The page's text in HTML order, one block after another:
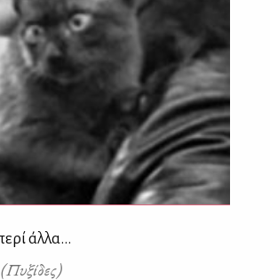
άλλα...
(Πυξίδες)